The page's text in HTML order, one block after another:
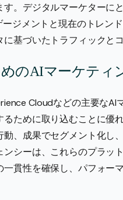
。デジタルマーケターに
ジメントと現在のトレン
基づいたトラフィックと
のAIマーケティ
Cloudなどの主要なAI
るために取り込むことに優
、成果でセグメント化し
ンシーは、これらのプラッ
貫性を確保し、パフォー